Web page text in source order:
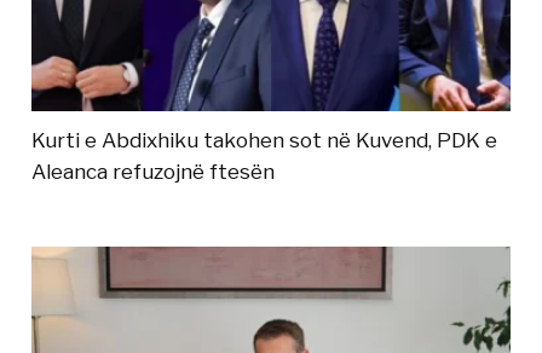
Kurti e Abdixhiku takohen sot në Kuvend, PDK e
Aleanca refuzojnë ftesën